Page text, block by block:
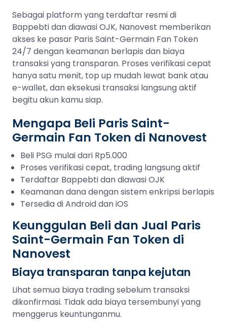
Sebagai platform yang terdaftar resmi di
Bappebti dan diawasi OJK, Nanovest memberikan
akses ke pasar Paris Saint-Germain Fan Token
24/7 dengan keamanan berlapis dan biaya
transaksi yang transparan. Proses verifikasi cepat
hanya satu menit, top up mudah lewat bank atau
e-wallet, dan eksekusi transaksi langsung aktif
begitu akun kamu siap.
Mengapa Beli Paris Saint-
Germain Fan Token di Nanovest
Beli PSG mulai dari Rp5.000
Proses verifikasi cepat, trading langsung aktif
Terdaftar Bappebti dan diawasi OJK
Keamanan dana dengan sistem enkripsi berlapis
Tersedia di Android dan iOS
Keunggulan Beli dan Jual Paris
Saint-Germain Fan Token di
Nanovest
Biaya transparan tanpa kejutan
Lihat semua biaya trading sebelum transaksi
dikonfirmasi. Tidak ada biaya tersembunyi yang
menggerus keuntunganmu.